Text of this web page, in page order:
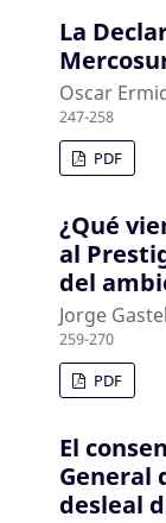
La
Oscar
247-258
PDF
¿Qué
al
del
Jorge
259-270
PDF
El
General
desleal